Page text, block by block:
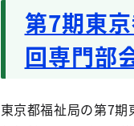
第7期東
回専門
東京都福祉局の第7